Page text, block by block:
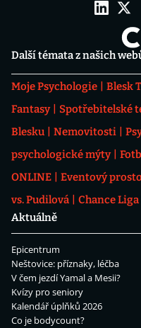
Další témata z našich
Moje Psychologie Blesk
Fantasy
Spotřebitelské
Blesku
Nemovitosti
psychologické mýty
ONLINE
Eventový
vs. Pudilová
Chance
Aktuálně
Epicentrum
Neštovice: příznaky, léčba
V čem jezdí Yamal a Mesii?
Kvízy pro seniory
Kalendář úplňků 2026
Co je bodycount?